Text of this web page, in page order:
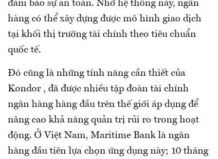
đảm bảo sự an toàn. Nhờ hệ thống này, ngân
hàng có thể xây dựng được mô hình giao dịch
tại khối thị trường tài chính theo tiêu chuẩn
quốc tế.
Đó cũng là những tính năng cần thiết của
Kondor , đã được nhiều tập đoàn tài chính
ngân hàng hàng đầu trên thế giới áp dụng để
nâng cao khả năng quản trị rủi ro trong hoạt
động. Ở Việt Nam, Maritime Bank là ngân
hàng đầu tiên lựa chọn ứng dụng này; 10 tháng